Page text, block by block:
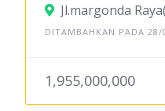
Jl.margonda
DITAMBAHKAN PADA 28/
1,955,000,000